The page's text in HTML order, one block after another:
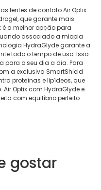
lentes de contato Air Optix
que garante mais
é a melhor opção para
associado a miopia
HydraGlyde garante a
todo o tempo de uso. Isso
para o seu dia a dia. Para
a exclusiva SmartShield
proteínas e lipídeos, que
Optix com HydraGlyde e
com equilíbrio perfeito
gostar